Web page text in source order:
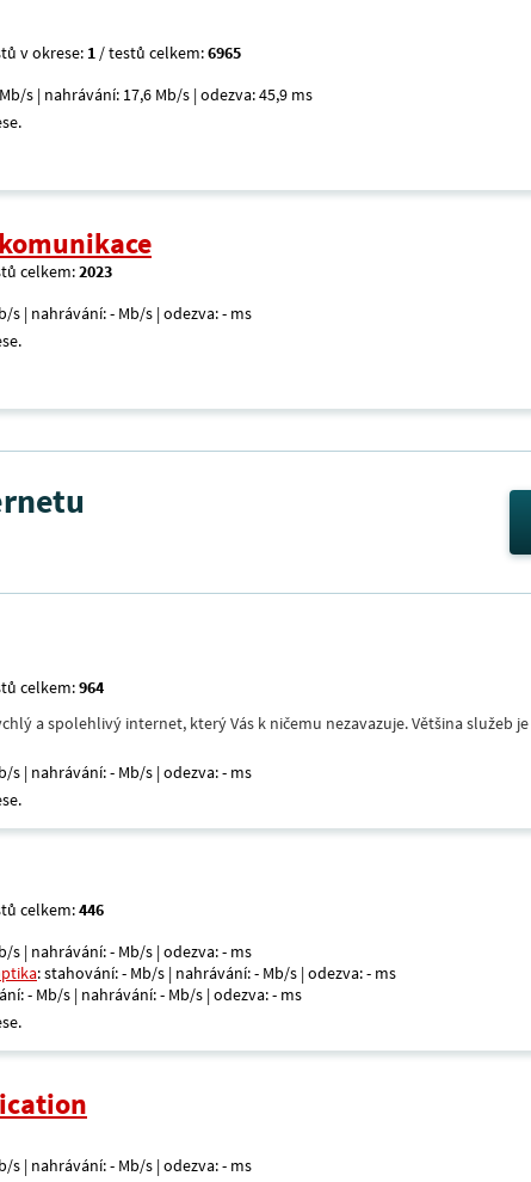
v okrese: 1 / testů celkem:6965
s | nahrávání: 17,6 Mb/s | odezva: 45,9 ms
celkem:2023
s | nahrávání: - Mb/s | odezva: - ms
celkem:964
a spolehlivý internet, který Vás k ničemu nezavazuje. Většina služeb
s | nahrávání: - Mb/s | odezva: - ms
celkem:446
s | nahrávání: - Mb/s | odezva: - ms
: stahování: - Mb/s | nahrávání: - Mb/s | odezva: - ms
- Mb/s | nahrávání: - Mb/s | odezva: - ms
s | nahrávání: - Mb/s | odezva: - ms